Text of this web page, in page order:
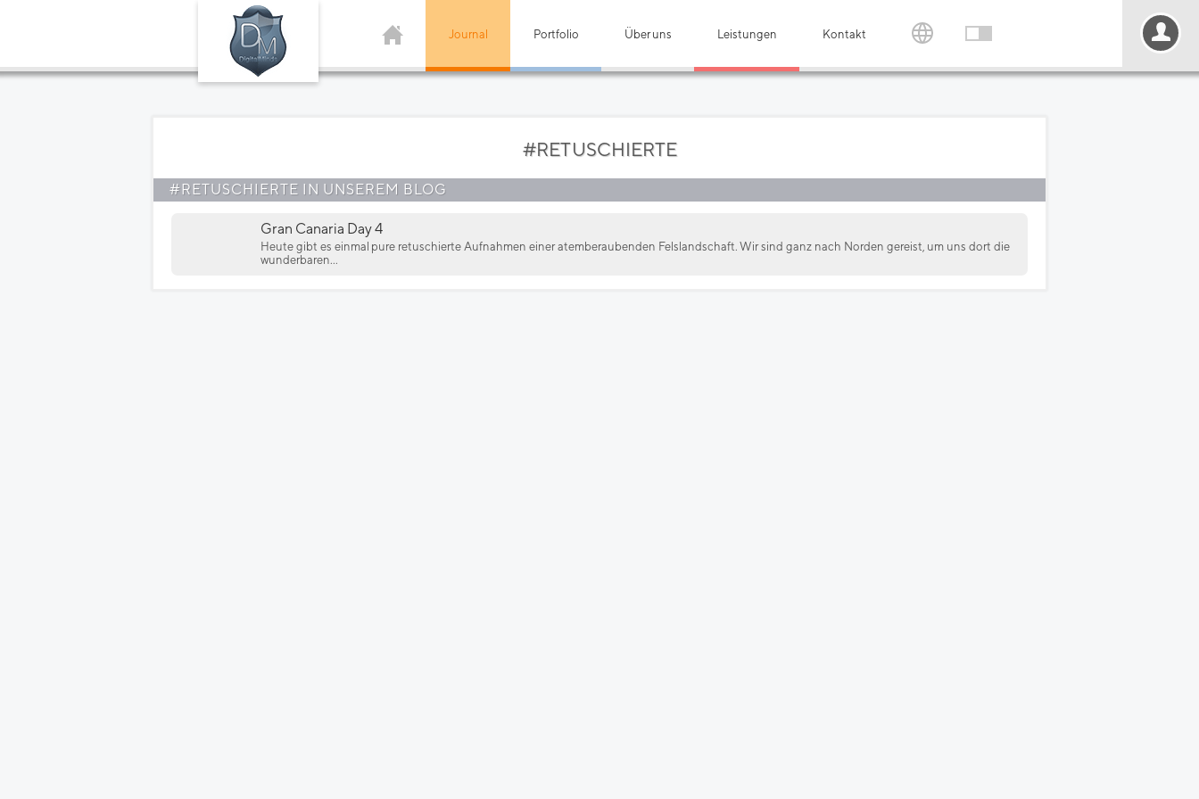
Journal Portfolio Über uns Leistungen Kontakt
#RETUSCHIERTE
#RETUSCHIERTE IN UNSEREM BLOG
Gran Canaria Day 4
Heute gibt es einmal pure retuschierte Aufnahmen einer atemberaubenden Felslandschaft. Wir sind ganz nach Norden gereist, um uns dort die
wunderbaren...